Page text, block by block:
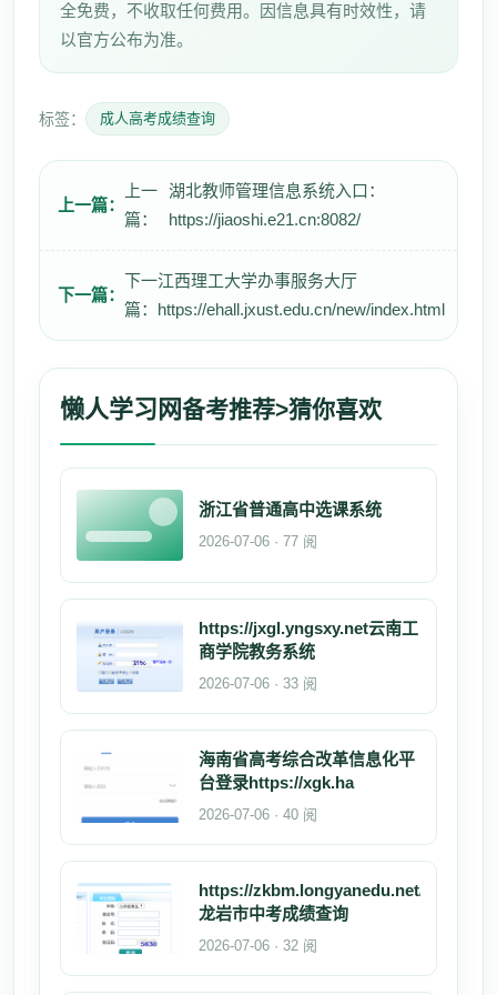
全免费，不收取任何费用。因信息具有时效性，请
以官方公布为准。
标签： 成人高考成绩查询
上一篇：
上一
篇：
湖北教师管理信息系统入口：
https://jiaoshi.e21.cn:8082/
下一篇：
下一
篇：
江西理工大学办事服务大厅
https://ehall.jxust.edu.cn/new/index.html
懒人学习网备考推荐>猜你喜欢
浙江省普通高中选课系统
2026-07-06 · 77 阅
https://jxgl.yngsxy.net云南工
商学院教务系统
2026-07-06 · 33 阅
海南省高考综合改革信息化平
台登录https://xgk.ha
2026-07-06 · 40 阅
https://zkbm.longyanedu.net/
龙岩市中考成绩查询
2026-07-06 · 32 阅